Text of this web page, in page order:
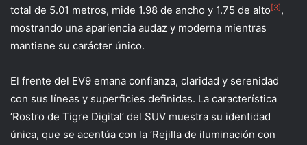
total de 5.01 metros, mide 1.98 de ancho y 1.75 de alto[3],
mostrando una apariencia audaz y moderna mientras
mantiene su carácter único.
El frente del EV9 emana confianza, claridad y serenidad
con sus líneas y superficies definidas. La característica
‘Rostro de Tigre Digital’ del SUV muestra su identidad
única, que se acentúa con la ‘Rejilla de iluminación con